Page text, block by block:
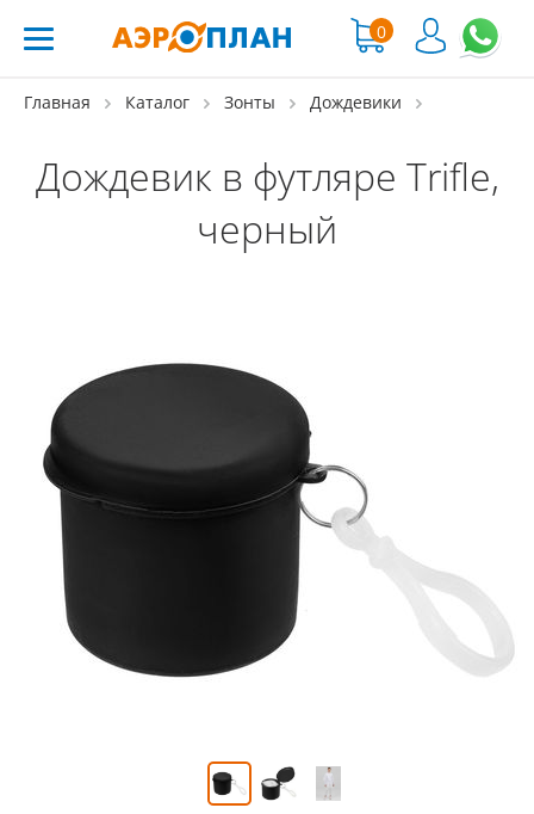
0
Главная Каталог Зонты Дождевики
Дождевик в футляре Trifle,
черный